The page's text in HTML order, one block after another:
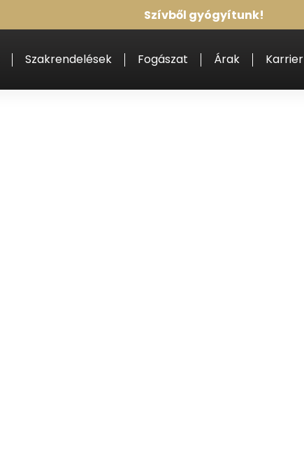
Szívből gyógyítunk!
Szakrendelések Fogászat Árak Karrier